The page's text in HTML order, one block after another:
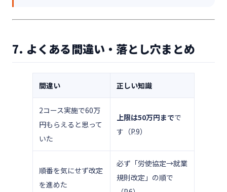
7. よくある間違い・落とし穴まとめ
間違い 正しい知識
2コース実施で60万
円もらえると思って
いた
上限は50万円までで
す（P.9）
順番を気にせず改定
を進めた
必ず「労使協定→就業
規則改定」の順で